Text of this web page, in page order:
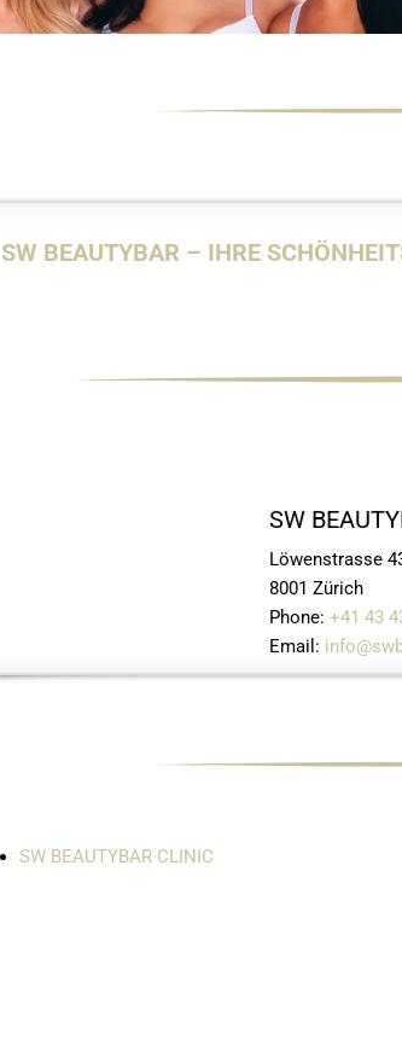
SW BEAUTYBAR – IHRE
SW
Löwenstrasse
8001 Zürich
Phone: +41 43
Email:
SW BEAUTYBAR CLINIC